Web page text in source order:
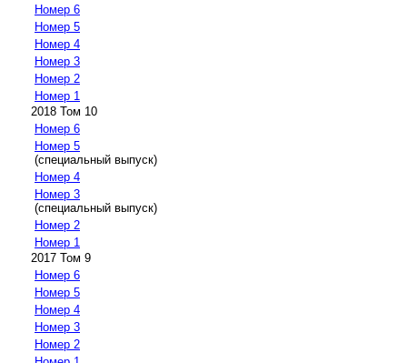
Номер 6
Номер 5
Номер 4
Номер 3
Номер 2
Номер 1
2018 Том 10
Номер 6
Номер 5
(специальный выпуск)
Номер 4
Номер 3
(специальный выпуск)
Номер 2
Номер 1
2017 Том 9
Номер 6
Номер 5
Номер 4
Номер 3
Номер 2